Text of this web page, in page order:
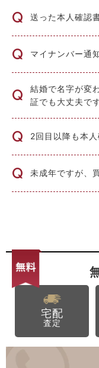
Q 送った本人確認
Q マイナンバー通
Q
結婚で名字が変
証でも大丈夫で
Q 2回目以降も本
Q 未成年ですが、
宅配
査定